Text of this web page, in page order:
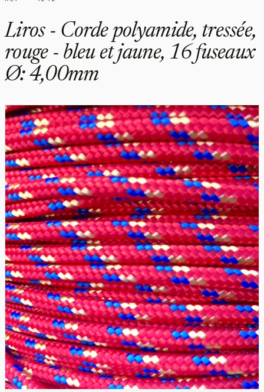
Liros - Corde polyamide, tressée,
rouge - bleu et jaune, 16 fuseaux
Ø: 4,00mm